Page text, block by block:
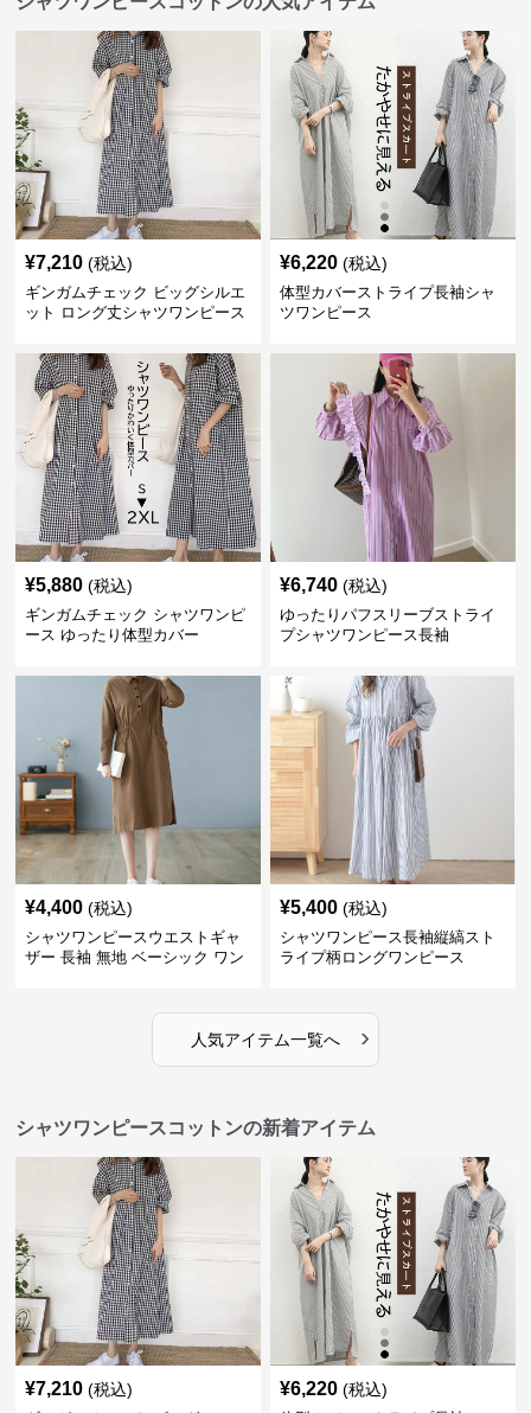
¥7,210 (税込)
ギンガムチェック ビッグシルエ
ット ロング丈シャツワンピース
¥6,220 (税込)
体型カバーストライプ長袖シャ
ツワンピース
¥5,880 (税込)
ギンガムチェック シャツワンピ
ース ゆったり体型カバー
¥6,740 (税込)
ゆったりパフスリーブストライ
プシャツワンピース長袖
¥4,400 (税込)
シャツワンピースウエストギャ
ザー 長袖 無地 ベーシック ワン
¥5,400 (税込)
シャツワンピース長袖縦縞スト
ライプ柄ロングワンピース
人気アイテム一覧へ ›
シャツワンピースコットンの新着アイテム
¥7,210 (税込) ¥6,220 (税込)